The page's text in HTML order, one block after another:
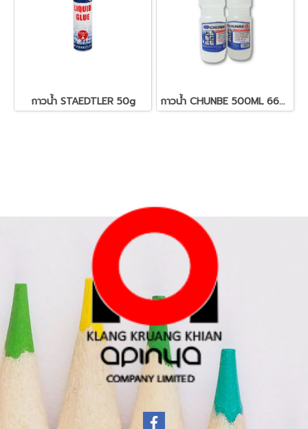
กาวน้ำ STAEDTLER 50g กาวน้ำ CHUNBE 500ML 6607GE